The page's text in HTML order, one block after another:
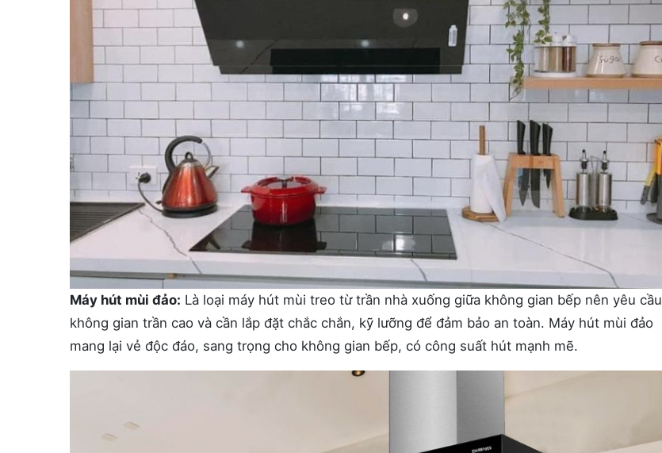
Máy hút mùi đảo: Là loại máy hút mùi treo từ trần nhà xuống giữa không gian bếp nên yêu cầu
không gian trần cao và cần lắp đặt chắc chắn, kỹ lưỡng để đảm bảo an toàn. Máy hút mùi đảo
mang lại vẻ độc đáo, sang trọng cho không gian bếp, có công suất hút mạnh mẽ.